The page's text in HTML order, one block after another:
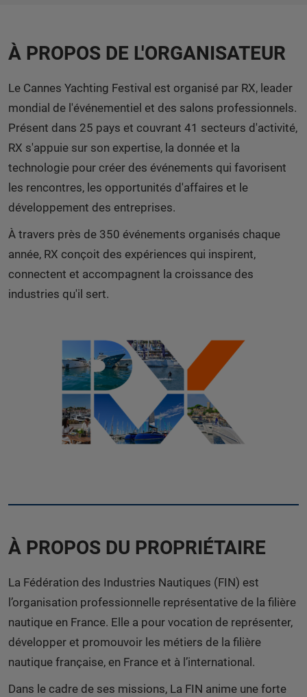
À PROPOS DE L'ORGANISATEUR
Le Cannes Yachting Festival est organisé par RX, leader
mondial de l'événementiel et des salons professionnels.
Présent dans 25 pays et couvrant 41 secteurs d'activité,
RX s'appuie sur son expertise, la donnée et la
technologie pour créer des événements qui favorisent
les rencontres, les opportunités d'affaires et le
développement des entreprises.
À travers près de 350 événements organisés chaque
année, RX conçoit des expériences qui inspirent,
connectent et accompagnent la croissance des
industries qu'il sert.
À PROPOS DU PROPRIÉTAIRE
La Fédération des Industries Nautiques (FIN) est
l’organisation professionnelle représentative de la filière
nautique en France. Elle a pour vocation de représenter,
développer et promouvoir les métiers de la filière
nautique française, en France et à l’international.
Dans le cadre de ses missions, La FIN anime une forte